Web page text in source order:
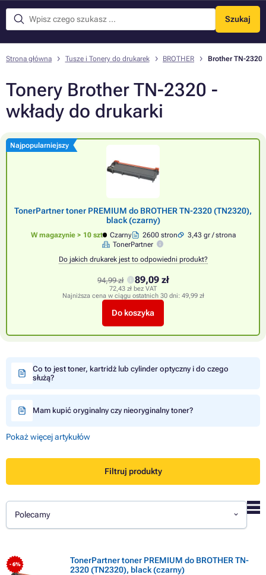
Szukaj
Menu
Strona główna Tusze i Tonery do drukarek BROTHER Brother TN-2320
Tonery Brother TN-2320 -
wkłady do drukarki
Najpopularniejszy
TonerPartner toner PREMIUM do BROTHER TN-2320 (TN2320),
black (czarny)
W magazynie > 10 szt Czarny 2600 stron
3,43 gr / strona
TonerPartner
Do jakich drukarek jest to odpowiedni produkt?
94,99 zł 89,09 zł
72,43 zł bez VAT
Najniższa cena w ciągu ostatnich 30 dni: 49,99 zł
Do koszyka
Co to jest toner, kartridż lub cylinder optyczny i do czego
służą?
Mam kupić oryginalny czy nieoryginalny toner?
Pokaż więcej artykułów
Filtruj produkty
Polecamy
- 6%
TonerPartner toner PREMIUM do BROTHER TN-
2320 (TN2320), black (czarny)